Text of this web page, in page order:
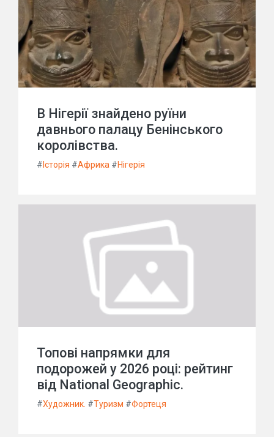
В Нігерії знайдено руїни
давнього палацу Бенінського
королівства.
# Історія #Африка #Нігерія
Топові напрямки для
подорожей у 2026 році: рейтинг
від National Geographic.
#Художник. #Туризм #Фортеця